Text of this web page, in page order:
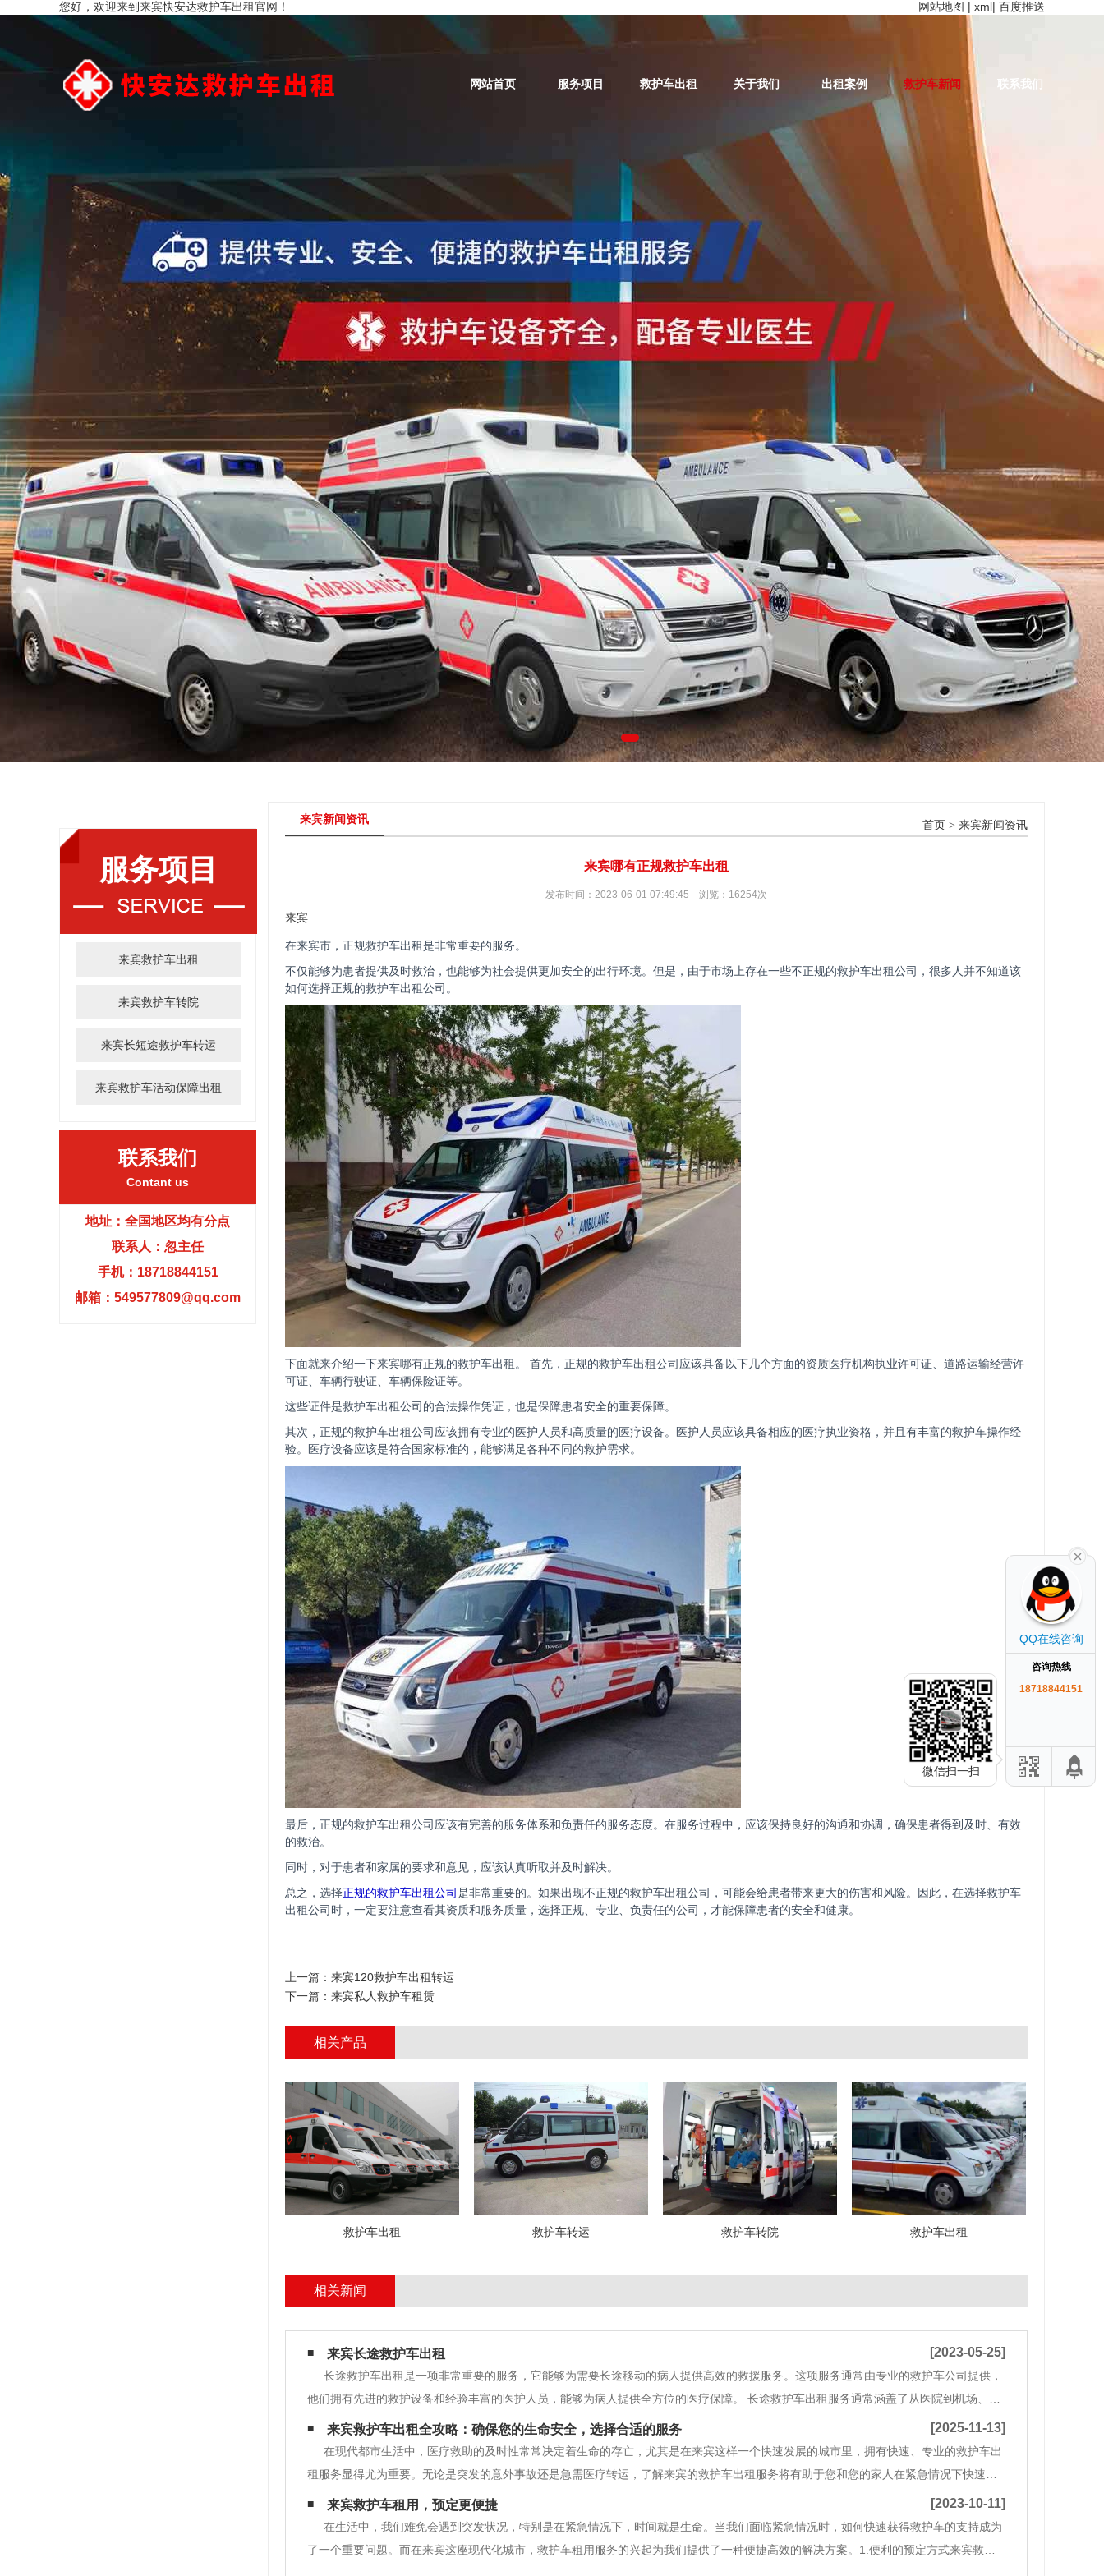
您好，欢迎来到来宾快安达救护车出租官网！ 网站地图 | xml| 百度推送
网站首页 服务项目 救护车出租 关于我们 出租案例 救护车新闻 联系我们
服务项目
来宾救护车出租
来宾救护车转院
来宾长短途救护车转运
来宾救护车活动保障出租
联系我们
Contant us
地址：全国地区均有分点
联系人：忽主任
手机：18718844151
邮箱：549577809@qq.com
来宾新闻资讯 首页 > 来宾新闻资讯
来宾哪有正规救护车出租
发布时间：2023-06-01 07:49:45 浏览：16254次
来宾
在来宾市，正规救护车出租是非常重要的服务。
不仅能够为患者提供及时救治，也能够为社会提供更加安全的出行环境。但是，由于市场上存在一些不正规的救护车出租公司，很多人并不知道该
如何选择正规的救护车出租公司。
下面就来介绍一下来宾哪有正规的救护车出租。 首先，正规的救护车出租公司应该具备以下几个方面的资质医疗机构执业许可证、道路运输经营许
可证、车辆行驶证、车辆保险证等。
这些证件是救护车出租公司的合法操作凭证，也是保障患者安全的重要保障。
其次，正规的救护车出租公司应该拥有专业的医护人员和高质量的医疗设备。医护人员应该具备相应的医疗执业资格，并且有丰富的救护车操作经
验。医疗设备应该是符合国家标准的，能够满足各种不同的救护需求。
最后，正规的救护车出租公司应该有完善的服务体系和负责任的服务态度。在服务过程中，应该保持良好的沟通和协调，确保患者得到及时、有效
的救治。
同时，对于患者和家属的要求和意见，应该认真听取并及时解决。
总之，选择正规的救护车出租公司是非常重要的。如果出现不正规的救护车出租公司，可能会给患者带来更大的伤害和风险。因此，在选择救护车
出租公司时，一定要注意查看其资质和服务质量，选择正规、专业、负责任的公司，才能保障患者的安全和健康。
上一篇： 来宾120救护车出租转运
下一篇： 来宾私人救护车租赁
相关产品
救护车出租 救护车转运 救护车转院 救护车出租
相关新闻
来宾长途救护车出租 [2023-05-25]
长途救护车出租是一项非常重要的服务，它能够为需要长途移动的病人提供高效的救援服务。这项服务通常由专业的救护车公司提供，
他们拥有先进的救护设备和经验丰富的医护人员，能够为病人提供全方位的医疗保障。 长途救护车出租服务通常涵盖了从医院到机场、跨
城市转移、跨国家转移等多种需求。在这些情况下，病人通常需要在医疗专业人员的陪伴下进行长途移动，以便能够接受更好的医疗治疗
和护理。 长途救护车出租服务的优点在于它
来宾救护车出租全攻略：确保您的生命安全，选择合适的服务 [2025-11-13]
在现代都市生活中，医疗救助的及时性常常决定着生命的存亡，尤其是在来宾这样一个快速发展的城市里，拥有快速、专业的救护车出
租服务显得尤为重要。无论是突发的意外事故还是急需医疗转运，了解来宾的救护车出租服务将有助于您和您的家人在紧急情况下快速作
出反应。 一、来宾救护车出租服务的必要性来宾是中国特区，发展迅速、人口众多，这也意味着医疗需求呈现持续增长的态势。在突发的
医疗情况下，例如交通事故、中风
来宾救护车租用，预定更便捷 [2023-10-11]
在生活中，我们难免会遇到突发状况，特别是在紧急情况下，时间就是生命。当我们面临紧急情况时，如何快速获得救护车的支持成为
了一个重要问题。而在来宾这座现代化城市，救护车租用服务的兴起为我们提供了一种便捷高效的解决方案。1.便利的预定方式来宾救护
QQ在线咨询
咨询热线
18718844151
微信扫一扫